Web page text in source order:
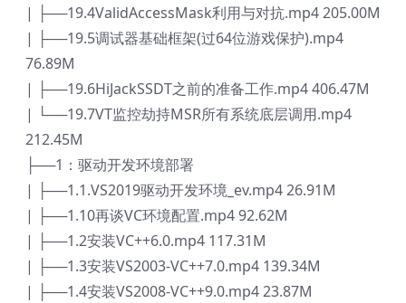
| ├──19.4ValidAccessMask利用与对抗.mp4 205.00M
| ├──19.5调试器基础框架(过64位游戏保护).mp4
76.89M
| ├──19.6HiJackSSDT之前的准备工作.mp4 406.47M
| └──19.7VT监控劫持MSR所有系统底层调用.mp4
212.45M
├──1：驱动开发环境部署
| ├──1.1.VS2019驱动开发环境_ev.mp4 26.91M
| ├──1.10再谈VC环境配置.mp4 92.62M
| ├──1.2安装VC++6.0.mp4 117.31M
| ├──1.3安装VS2003-VC++7.0.mp4 139.34M
| ├──1.4安装VS2008-VC++9.0.mp4 23.87M